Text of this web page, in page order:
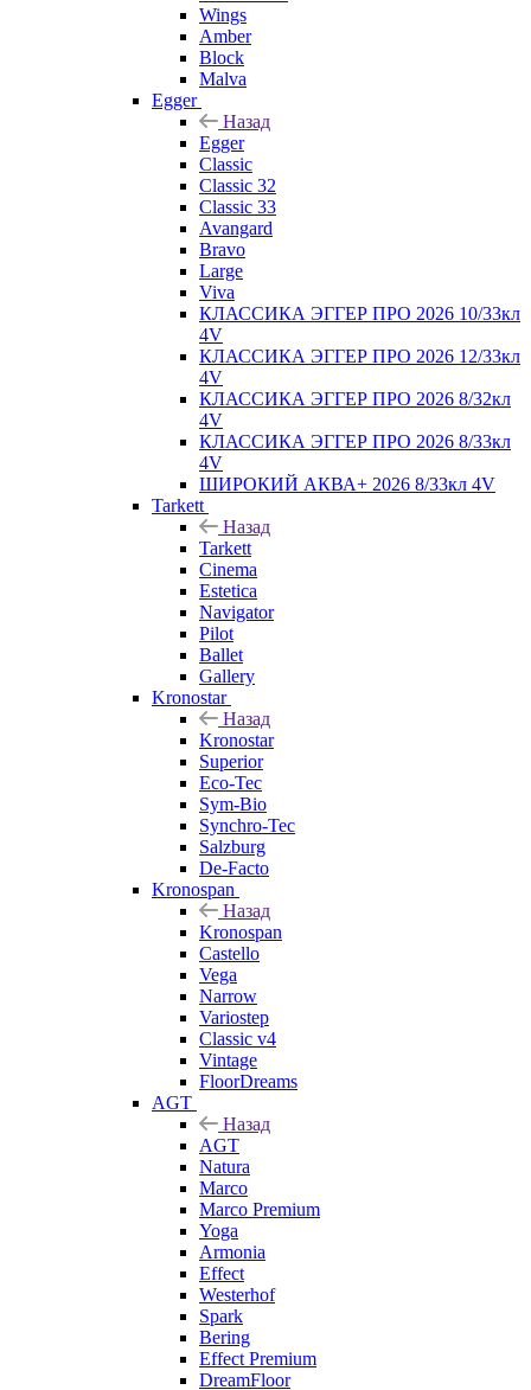
Wings
Amber
Block
Malva
Egger
Назад
Egger
Classic
Classic 32
Classic 33
Avangard
Bravo
Large
Viva
КЛАССИКА ЭГГЕР ПРО 2026 10/33кл
4V
КЛАССИКА ЭГГЕР ПРО 2026 12/33кл
4V
КЛАССИКА ЭГГЕР ПРО 2026 8/32кл
4V
КЛАССИКА ЭГГЕР ПРО 2026 8/33кл
4V
ШИРОКИЙ АКВА+ 2026 8/33кл 4V
Tarkett
Назад
Tarkett
Cinema
Estetica
Navigator
Pilot
Ballet
Gallery
Kronostar
Назад
Kronostar
Superior
Eco-Tec
Sym-Bio
Synchro-Tec
Salzburg
De-Facto
Kronospan
Назад
Kronospan
Castello
Vega
Narrow
Variostep
Classic v4
Vintage
FloorDreams
AGT
Назад
AGT
Natura
Marco
Marco Premium
Yoga
Armonia
Effect
Westerhof
Spark
Bering
Effect Premium
DreamFloor